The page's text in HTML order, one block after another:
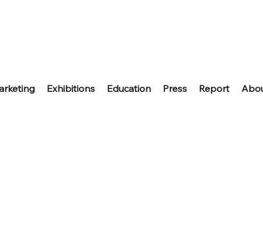
Exhibitions Education Press Report